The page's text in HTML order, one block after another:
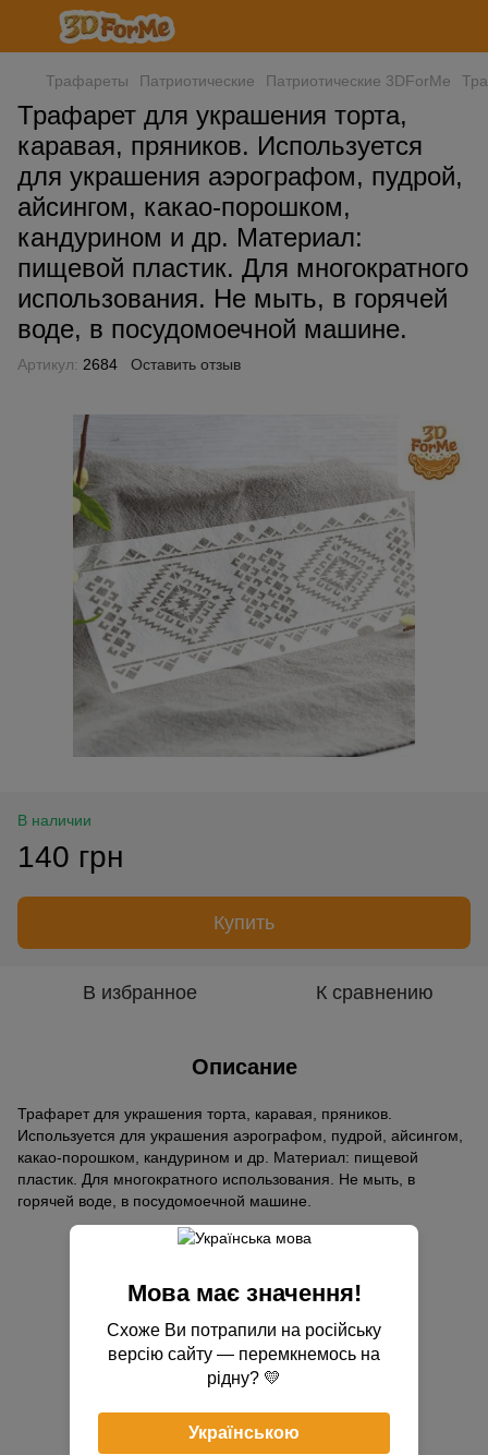
Трафареты Патриотические Патриотические 3DForMe
Трафарет для украшения торта,
каравая, пряников. Используется
для украшения аэрографом, пудрой,
айсингом, какао-порошком,
кандурином и др. Материал:
пищевой пластик. Для многократного
использования. Не мыть, в горячей
воде, в посудомоечной машине.
Артикул: 2684 Оставить отзыв
В наличии
140 грн
Купить
В избранное К сравнению
Описание
Трафарет для украшения торта, каравая, пряников.
Используется для украшения аэрографом, пудрой, айсингом,
какао-порошком, кандурином и др. Материал: пищевой
пластик. Для многократного использования. Не мыть, в
горячей воде, в посудомоечной машине.
Добавьте первый отзыв
Мова має значення!
Схоже Ви потрапили на російську
версію сайту — перемкнемось на
рідну? 💛
Українською